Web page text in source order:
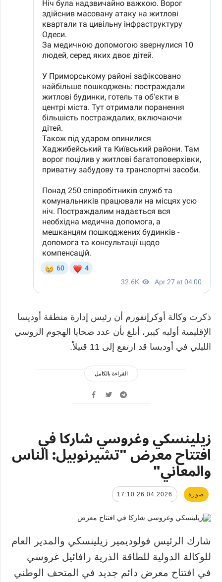
ذكرت وكالة أوكرإنفورم أن رئيس إدارة منطقة أوديسا
الإقليمية أوليه كيبر، أبلغ بأن عدد ضحايا الهجوم الروسي
الليلي في أوديسا قد ارتفع إلى 11 قتيلاً.
القراءة بالكامل
زيلينسكي وغروسي شاركا في
افتتاح معرض "تشيرنوبيل: الناس
والمعاني"
صورة 26.04.2026 17:10
شارك الرئيس فولوديمير زيلينسكي والمدير العام
للوكالة الدولية للطاقة الذرية رافائيل غروسي
في افتتاح معرض دائم جديد في المتحف الوطني